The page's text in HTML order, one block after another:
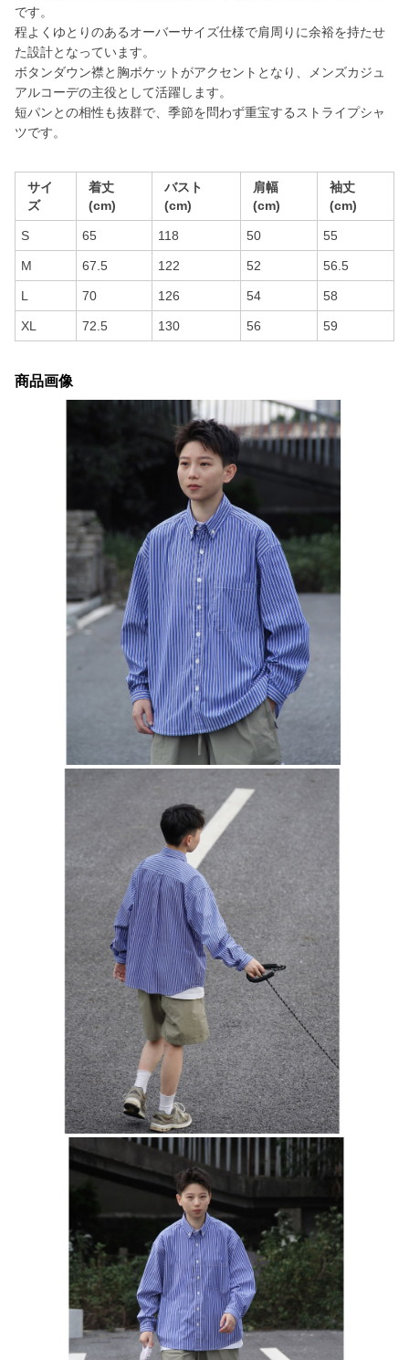
です。
程よくゆとりのあるオーバーサイズ仕様で肩周りに余裕を持たせ
た設計となっています。
ボタンダウン襟と胸ポケットがアクセントとなり、メンズカジュ
アルコーデの主役として活躍します。
短パンとの相性も抜群で、季節を問わず重宝するストライプシャ
ツです。
サイ
ズ
着丈
(cm)
バスト
(cm)
肩幅
(cm)
袖丈
(cm)
S 65 118 50 55
M 67.5 122 52 56.5
L 70 126 54 58
XL 72.5 130 56 59
商品画像